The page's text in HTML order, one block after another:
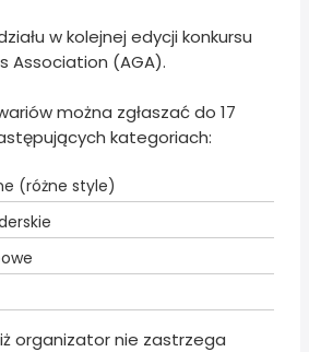
w kolejnej edycji konkursu
Association (AGA).
można zgłaszać do 17
kategoriach:
(różne style)
organizator nie zastrzega